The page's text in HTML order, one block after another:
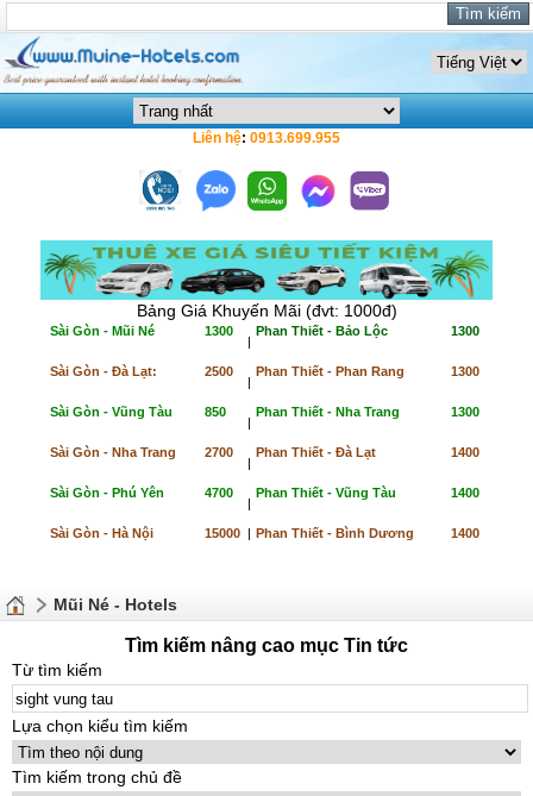
Liên hệ: 0913.699.955
Bảng Giá Khuyến Mãi (đvt: 1000đ)
Sài Gòn - Mũi Né 1300
|
Phan Thiết - Bảo Lộc 1300
Sài Gòn - Đà Lạt: 2500
|
Phan Thiết - Phan Rang 1300
Sài Gòn - Vũng Tàu 850
|
Phan Thiết - Nha Trang 1300
Sài Gòn - Nha Trang 2700
|
Phan Thiết - Đà Lạt 1400
Sài Gòn - Phú Yên 4700
|
Phan Thiết - Vũng Tàu 1400
Sài Gòn - Hà Nội 15000 | Phan Thiết - Bình Dương 1400
Mũi Né - Hotels
Tìm kiếm nâng cao mục Tin tức
Từ tìm kiếm
Lựa chọn kiểu tìm kiếm
Tìm kiếm trong chủ đề